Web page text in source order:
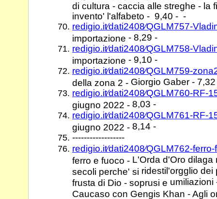
di cultura - caccia alle streghe - la
invento' l'alfabeto - 9,40 - -
redigio.it⁄dati2408⁄QGLM757-
importazione - 8,29 -
redigio.it⁄dati2408⁄QGLM758-
importazione - 9,10 -
redigio.it⁄dati2408⁄QGLM759-
della zona 2 - Giorgio Gaber -
redigio.it⁄dati2408⁄QGLM760-RF-
giugno 2022 - 8,03 -
redigio.it⁄dati2408⁄QGLM761-RF-
giugno 2022 - 8,14 -
------------------
redigio.it⁄dati2408⁄QGLM762-
ferro e fuoco - L'Orda d'Oro dilaga
secoli perche' si ridestil'orgglio dei
frusta di Dio - soprusi e umiliazioni
Caucaso con Gengis Khan - Agli